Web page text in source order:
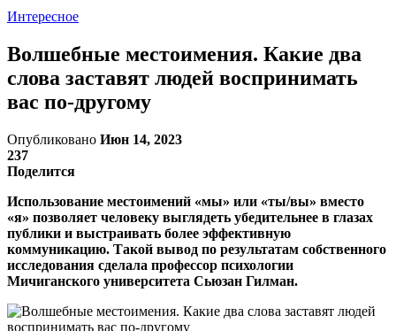
Интересное
Волшебные местоимения. Какие два
слова заставят людей воспринимать
вас по-другому
Опубликовано Июн 14, 2023
237
Поделится
Использование местоимений «мы» или «ты/вы» вместо
«я» позволяет человеку выглядеть убедительнее в глазах
публики и выстраивать более эффективную
коммуникацию. Такой вывод по результатам собственного
исследования сделала профессор психологии
Мичиганского университета Сьюзан Гилман.